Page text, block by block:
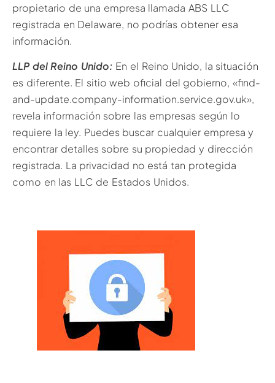
propietario de una empresa llamada ABS LLC
registrada en Delaware, no podrías obtener esa
información.
LLP del Reino Unido: En el Reino Unido, la situación
es diferente. El sitio web oficial del gobierno, «find-
and-update.company-information.service.gov.uk»,
revela información sobre las empresas según lo
requiere la ley. Puedes buscar cualquier empresa y
encontrar detalles sobre su propiedad y dirección
registrada. La privacidad no está tan protegida
como en las LLC de Estados Unidos.